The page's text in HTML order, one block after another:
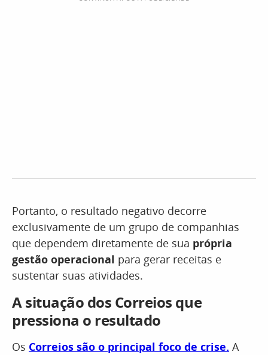
Portanto, o resultado negativo decorre
exclusivamente de um grupo de companhias
que dependem diretamente de sua própria
gestão operacional para gerar receitas e
sustentar suas atividades.
A situação dos Correios que
pressiona o resultado
Os Correios são o principal foco de crise. A